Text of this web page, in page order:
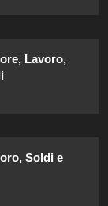
Lavoro,
Soldi e